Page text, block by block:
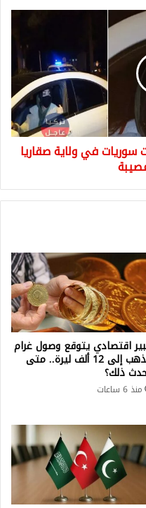
سوريات في ولاية صقاريا
اقتصادي يتوقع وصول غرام
الذهب إلى 12 ألف ليرة.. متى
ذلك؟
منذ 6 ساعات